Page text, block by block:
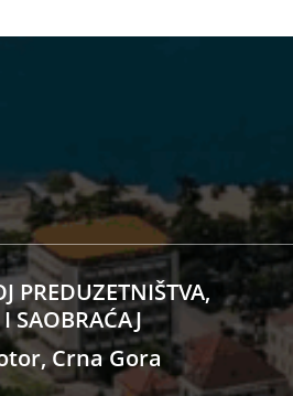
PREDUZETNIŠTVA,
SAOBRAĆAJ
Crna Gora